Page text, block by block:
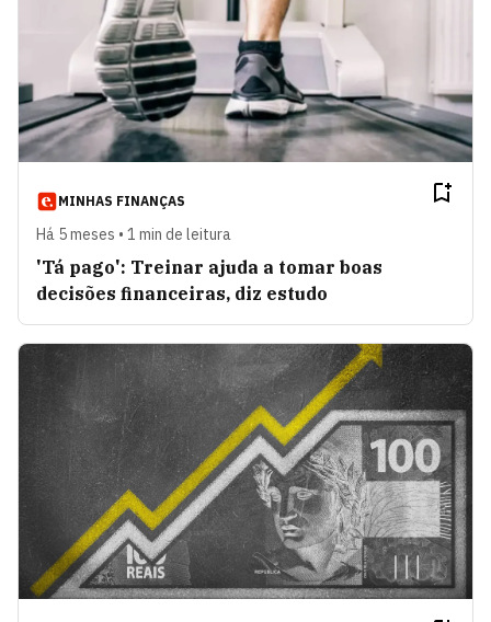
MINHAS FINANÇAS
Há 5 meses • 1 min de leitura
'Tá pago': Treinar ajuda a tomar boas
decisões financeiras, diz estudo